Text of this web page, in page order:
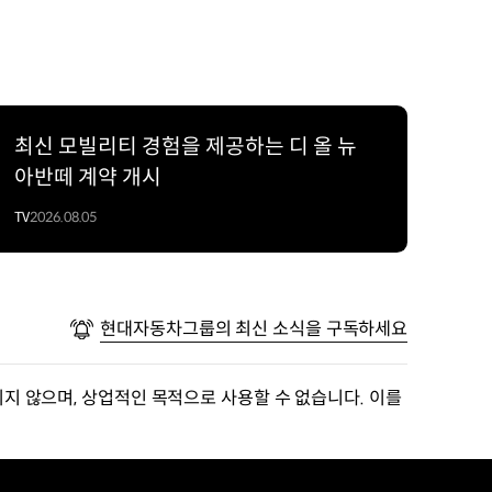
최신 모빌리티 경험을 제공하는 디 올 뉴
아반떼 계약 개시
TV2026.08.05
현대자동차그룹의 최신 소식을 구독하세요
않으며, 상업적인 목적으로 사용할 수 없습니다. 이를